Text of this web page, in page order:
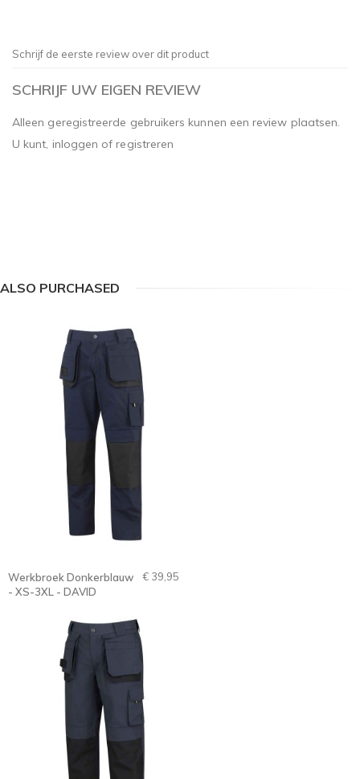
Schrijf de eerste review over dit product
SCHRIJF UW EIGEN REVIEW
Alleen geregistreerde gebruikers kunnen een review plaatsen.
U kunt, inloggen ofregistreren
ALSO PURCHASED
Werkbroek Donkerblauw
- XS-3XL - DAVID
€ 39,95